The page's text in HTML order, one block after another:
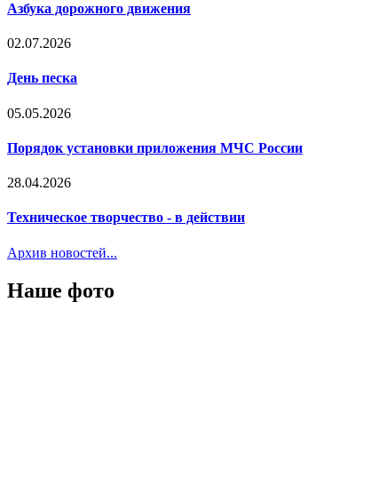
Азбука дорожного движения
02.07.2026
День песка
05.05.2026
Порядок установки приложения МЧС России
28.04.2026
Техническое творчество - в действии
Архив новостей...
Наше фото